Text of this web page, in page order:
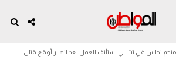
منجم نحاس في تشيلي يستأنف العمل بعد انهيار أوقع قتلى